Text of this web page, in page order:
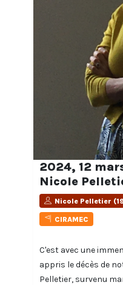
2024, 12
Nicole
Nicole Pelletier
CIRAMEC
C'est avec une
appris le décès de
Pelletier, survenu